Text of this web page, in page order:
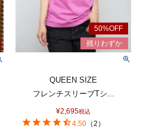
QUEEN SIZE
フレンチスリーブTシ...
¥2,695税込
4.50 （2 ）